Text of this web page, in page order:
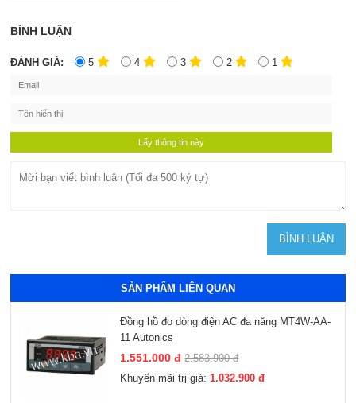
BÌNH LUẬN
ĐÁNH GIÁ: 5 4 3 2 1
SẢN PHẨM LIÊN QUAN
Đồng hồ đo dòng điện AC đa năng MT4W-AA-
11 Autonics
1.551.000 đ 2.583.900 đ
Khuyến mãi trị giá: 1.032.900 đ